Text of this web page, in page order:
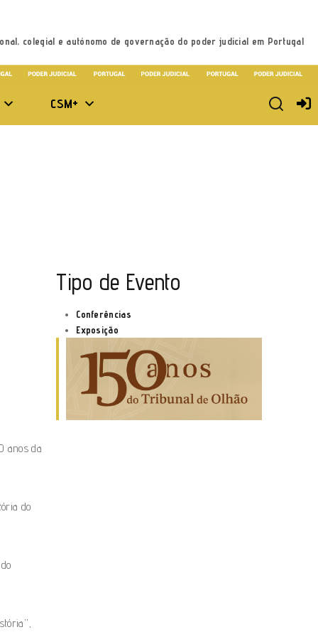
colegial e autónomo de governação do poder judicial em Portugal
CSM+
Tipo de Evento
Conferências
Exposição
anos da
do